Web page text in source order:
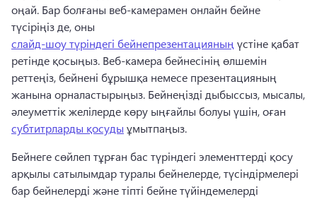
оңай. Бар болғаны веб-камерамен онлайн бейне
түсіріңіз де, оны
слайд-шоу түріндегі бейнепрезентацияның үстіне қабат
ретінде қосыңыз. Веб-камера бейнесінің өлшемін
реттеңіз, бейнені бұрышқа немесе презентацияның
жанына орналастырыңыз. Бейнеңізді дыбыссыз, мысалы,
әлеуметтік желілерде көру ыңғайлы болуы үшін, оған
субтитрларды қосуды ұмытпаңыз.
Бейнеге сөйлеп тұрған бас түріндегі элементтерді қосу
арқылы сатылымдар туралы бейнелерде, түсіндірмелері
бар бейнелерді және тіпті бейне түйіндемелерді